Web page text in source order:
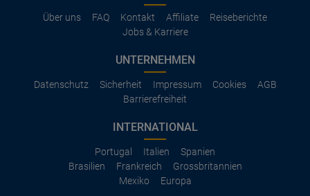
Über uns FAQ Kontakt Affiliate
Reiseberichte
Jobs & Karriere
UNTERNEHMEN
Datenschutz Sicherheit Impressum Cookies
AGB
Barrierefreiheit
INTERNATIONAL
Portugal Italien
Spanien
Brasilien
Frankreich
Grossbritannien
Mexiko
Europa